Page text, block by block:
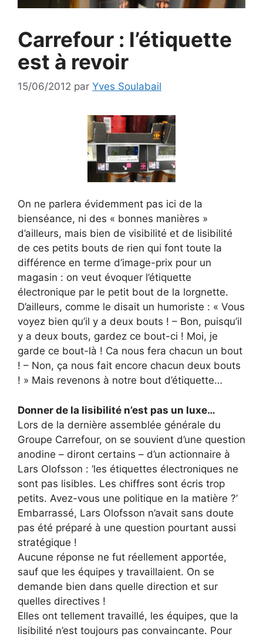
Carrefour : l’étiquette
est à revoir
15/06/2012 par Yves Soulabail
On ne parlera évidemment pas ici de la
bienséance, ni des « bonnes manières »
d’ailleurs, mais bien de visibilité et de lisibilité
de ces petits bouts de rien qui font toute la
différence en terme d’image-prix pour un
magasin : on veut évoquer l’étiquette
électronique par le petit bout de la lorgnette.
D’ailleurs, comme le disait un humoriste : « Vous
voyez bien qu’il y a deux bouts ! – Bon, puisqu’il
y a deux bouts, gardez ce bout-ci ! Moi, je
garde ce bout-là ! Ca nous fera chacun un bout
! – Non, ça nous fait encore chacun deux bouts
! » Mais revenons à notre bout d’étiquette…
Donner de la lisibilité n’est pas un luxe…
Lors de la dernière assemblée générale du
Groupe Carrefour, on se souvient d’une question
anodine – diront certains – d’un actionnaire à
Lars Olofsson : ‘les étiquettes électroniques ne
sont pas lisibles. Les chiffres sont écris trop
petits. Avez-vous une politique en la matière ?’
Embarrassé, Lars Olofsson n’avait sans doute
pas été préparé à une question pourtant aussi
stratégique !
Aucune réponse ne fut réellement apportée,
sauf que les équipes y travaillaient. On se
demande bien dans quelle direction et sur
quelles directives !
Elles ont tellement travaillé, les équipes, que la
lisibilité n’est toujours pas convaincante. Pour